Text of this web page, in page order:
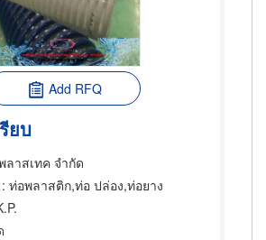
Add RFQ
ยบ
าสเทค จำกัด
: ท่อพลาสติก,ท่อ ปล่อง,ท่อยาง